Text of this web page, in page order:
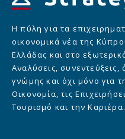
Η πύλη για τα
οικονομικά νέα της
Ελλάδας και στο
Αναλύσεις, συνεντεύξεις,
γνώμης και όχι μόνο για
Οικονομία, τις
Τουρισμό και την Καριέρα.